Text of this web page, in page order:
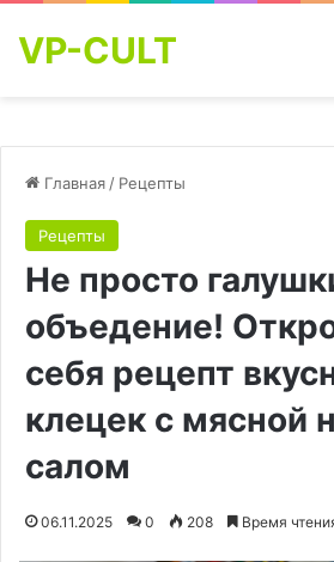
VP-CULT
Главная / Рецепты
Рецепты
Не просто
объедение!
себя рецепт
клецек с мясной
салом
06.11.2025 0 208 Время